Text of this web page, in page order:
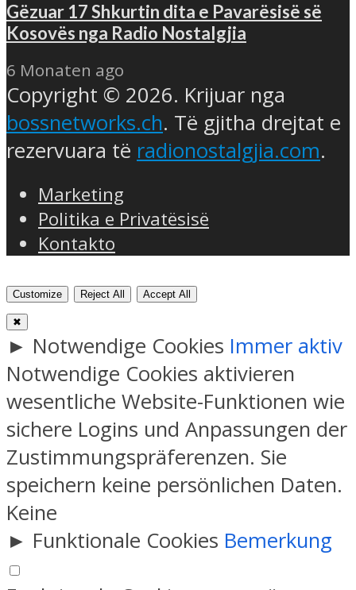
Gëzuar 17 Shkurtin dita e Pavarësisë së
Kosovës nga Radio Nostalgjia
6 Monaten ago
Copyright © 2026. Krijuar nga
bossnetworks.ch. Të gjitha drejtat e
rezervuara të radionostalgjia.com.
Marketing
Politika e Privatësisë
Kontakto
Customize Reject All Accept All
✖
► Notwendige Cookies Immer aktiv
Notwendige Cookies aktivieren
wesentliche Website-Funktionen wie
sichere Logins und Anpassungen der
Zustimmungspräferenzen. Sie
speichern keine persönlichen Daten.
Keine
► Funktionale Cookies Bemerkung